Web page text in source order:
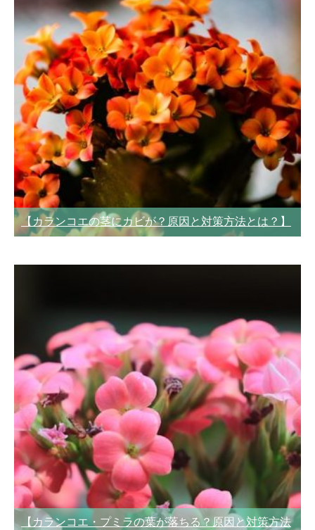
【カランコエの茎にカビが？原因と対策方法とは？】
【カランコエ・プミラの葉が落ちる？原因と対策方法